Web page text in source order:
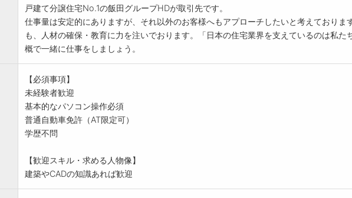
戸建て分譲住宅No.1の飯田グループHDが取引先です。
仕事量は安定的にありますが、それ以外のお客様へもアプローチしたいと考えておりま
も、人材の確保・教育に力を注いでおります。「日本の住宅業界を支えているのは私た
概で一緒に仕事をしましょう。
【必須事項】
未経験者歓迎
基本的なパソコン操作必須
普通自動車免許（AT限定可）
学歴不問
【歓迎スキル・求める人物像】
建築やCADの知識あれば歓迎